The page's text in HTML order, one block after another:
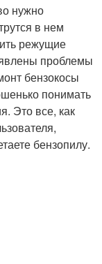
нужно
в нем
режущие
проблемы
бензокосы
понимать
Это все, как
бензопилу.